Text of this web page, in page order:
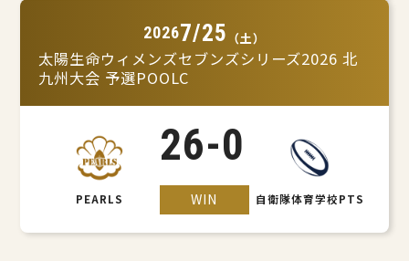
20267/25 （土）
太陽生命ウィメンズセブンズシリーズ2026 北
九州大会 予選POOLC
PEARLS
26-0
WIN 自衛隊体育学校PTS